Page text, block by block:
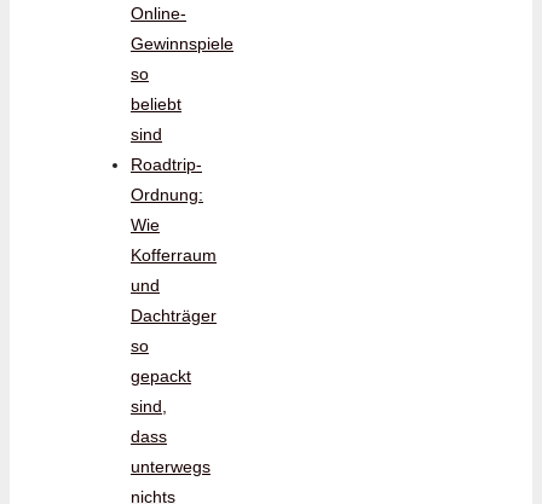
Online-
Gewinnspiele
so
beliebt
sind
Roadtrip-
Ordnung:
Wie
Kofferraum
und
Dachträger
so
gepackt
sind,
dass
unterwegs
nichts